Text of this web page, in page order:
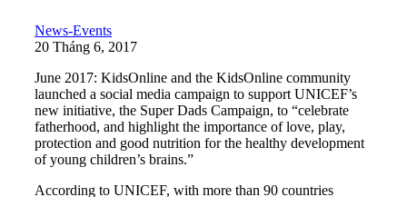
News-Events
20 Tháng 6, 2017
June 2017: KidsOnline and the KidsOnline community
launched a social media campaign to support UNICEF’s
new initiative, the Super Dads Campaign, to “celebrate
fatherhood, and highlight the importance of love, play,
protection and good nutrition for the healthy development
of young children’s brains.”
According to UNICEF, with more than 90 countries